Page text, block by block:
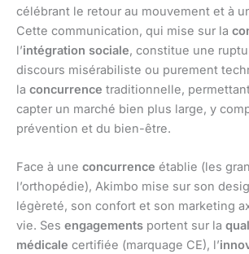
célébrant le retour au mouvement et à
Cette communication, qui mise sur la
l’intégration sociale, constitue une
discours misérabiliste ou purement
la concurrence traditionnelle,
capter un marché bien plus large, y
prévention et du bien-être.
Face à une concurrence établie (les
l’orthopédie), Akimbo mise sur son
légèreté, son confort et son marketing
vie. Ses engagements portent sur la
médicale certifiée (marquage CE), l’